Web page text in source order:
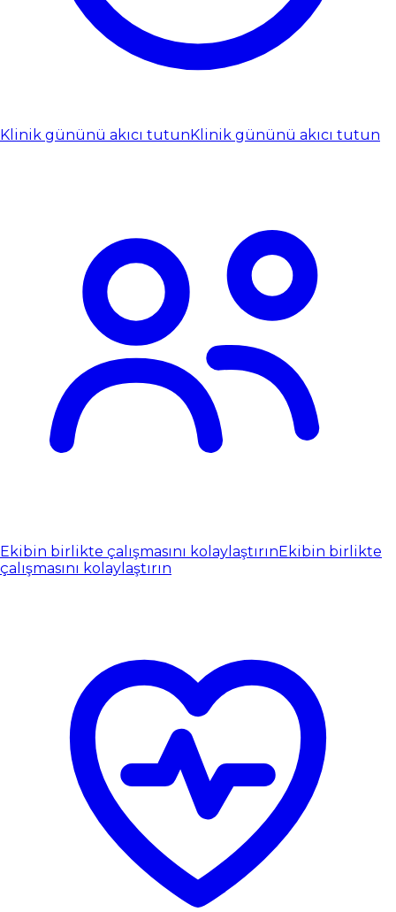
Klinik gününü akıcı tutunKlinik gününü akıcı tutun
Ekibin birlikte çalışmasını kolaylaştırınEkibin birlikte
çalışmasını kolaylaştırın